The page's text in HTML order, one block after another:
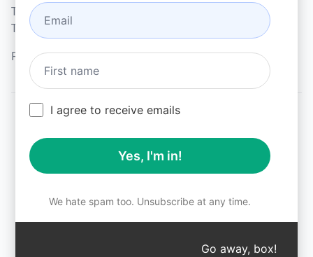
Tarayıcı Uzantısı
Terimleri (en)
Faturalama Koşulları (en)
All logos, trademarks, and registered trademarks are the
property of their respective owners.
AIPRM and other related brand names are registered
laws.
Unauthorized trademark use is prohibited, and may be a
↑
I agree to receive emails
Yes, I'm in!
We hate spam too. Unsubscribe at any time.
Go away, box!